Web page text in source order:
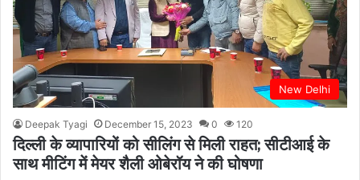
New Delhi
Deepak Tyagi December 15, 2023 0 120
दिल्ली के व्यापारियों को सीलिंग से मिली राहत; सीटीआई के
साथ मीटिंग में मेयर शैली ओबेरॉय ने की घोषणा